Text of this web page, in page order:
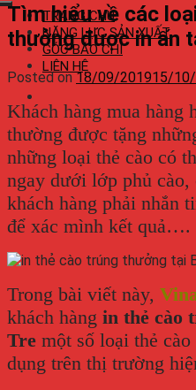
TRANG CHỦ
NĂNG LỰC SẢN XUẤT
GÓC BÁO CHÍ
LIÊN HỆ
Tìm hiểu về các
thưởng được in ấn
Posted on18/09/201915/
Khách hàng mua hàng
thường được tặng
những loại thẻ cào có
ngay dưới lớp phủ
khách hàng phải nhắn
để xác mình kết quả….
Trong bài viết này,
khách hàng in thẻ cào
Tre một số loại thẻ
dụng trên thị trường